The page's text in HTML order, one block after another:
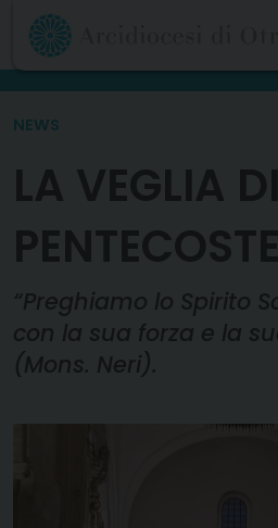
Skip
content
NEWS
LA VEGLIA DI
PENTECOSTE
“Preghiamo lo Spirito
con la sua forza e la
(Mons. Neri).